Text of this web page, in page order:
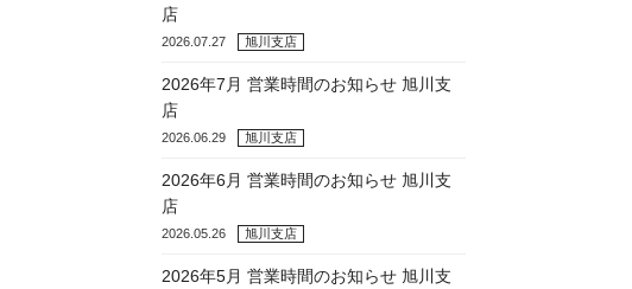
店
2026.07.27 旭川支店
2026年7月 営業時間のお知らせ 旭川支
店
2026.06.29 旭川支店
2026年6月 営業時間のお知らせ 旭川支
店
2026.05.26 旭川支店
2026年5月 営業時間のお知らせ 旭川支